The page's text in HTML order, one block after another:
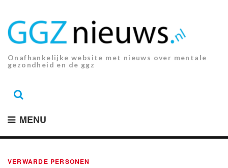
inhoud.
Onafhankelijke website met nieuws over mentale
gezondheid en de ggz
MENU
VERWARDE PERSONEN